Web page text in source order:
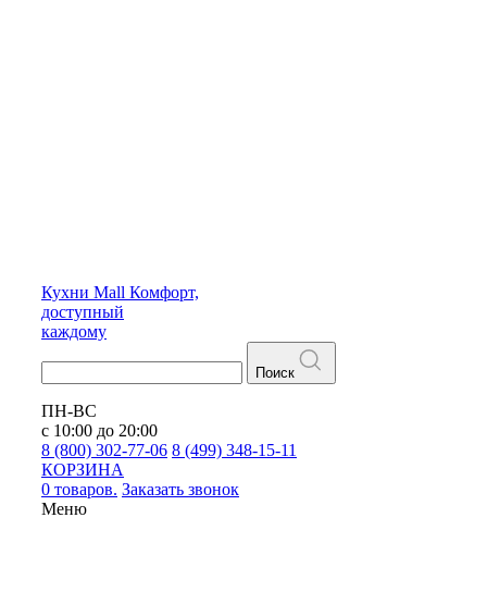
Кухни Mall Комфорт,
доступный
каждому
Поиск
ПН-ВС
с 10:00 до 20:00
8 (800) 302-77-06 8 (499) 348-15-11
КОРЗИНА
0 товаров. Заказать звонок
Меню